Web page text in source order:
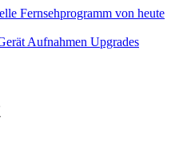
Aufnahmen Upgrades